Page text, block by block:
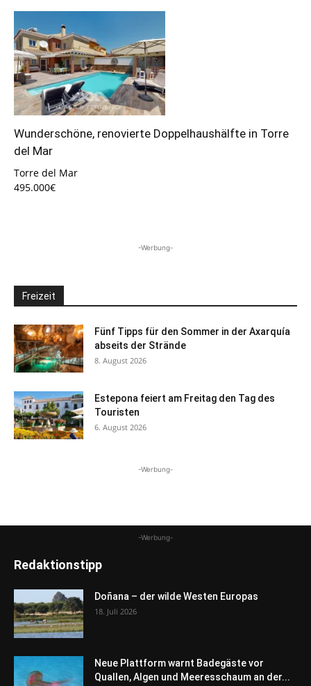
Wunderschöne, renovierte Doppelhaushälfte in Torre
del Mar
Torre del Mar
495.000€
-Werbung-
Freizeit
Fünf Tipps für den Sommer in der Axarquía
abseits der Strände
8. August 2026
Estepona feiert am Freitag den Tag des
Touristen
6. August 2026
-Werbung-
-Werbung-
Redaktionstipp
Doñana – der wilde Westen Europas
18. Juli 2026
Neue Plattform warnt Badegäste vor
Quallen, Algen und Meeresschaum an der...